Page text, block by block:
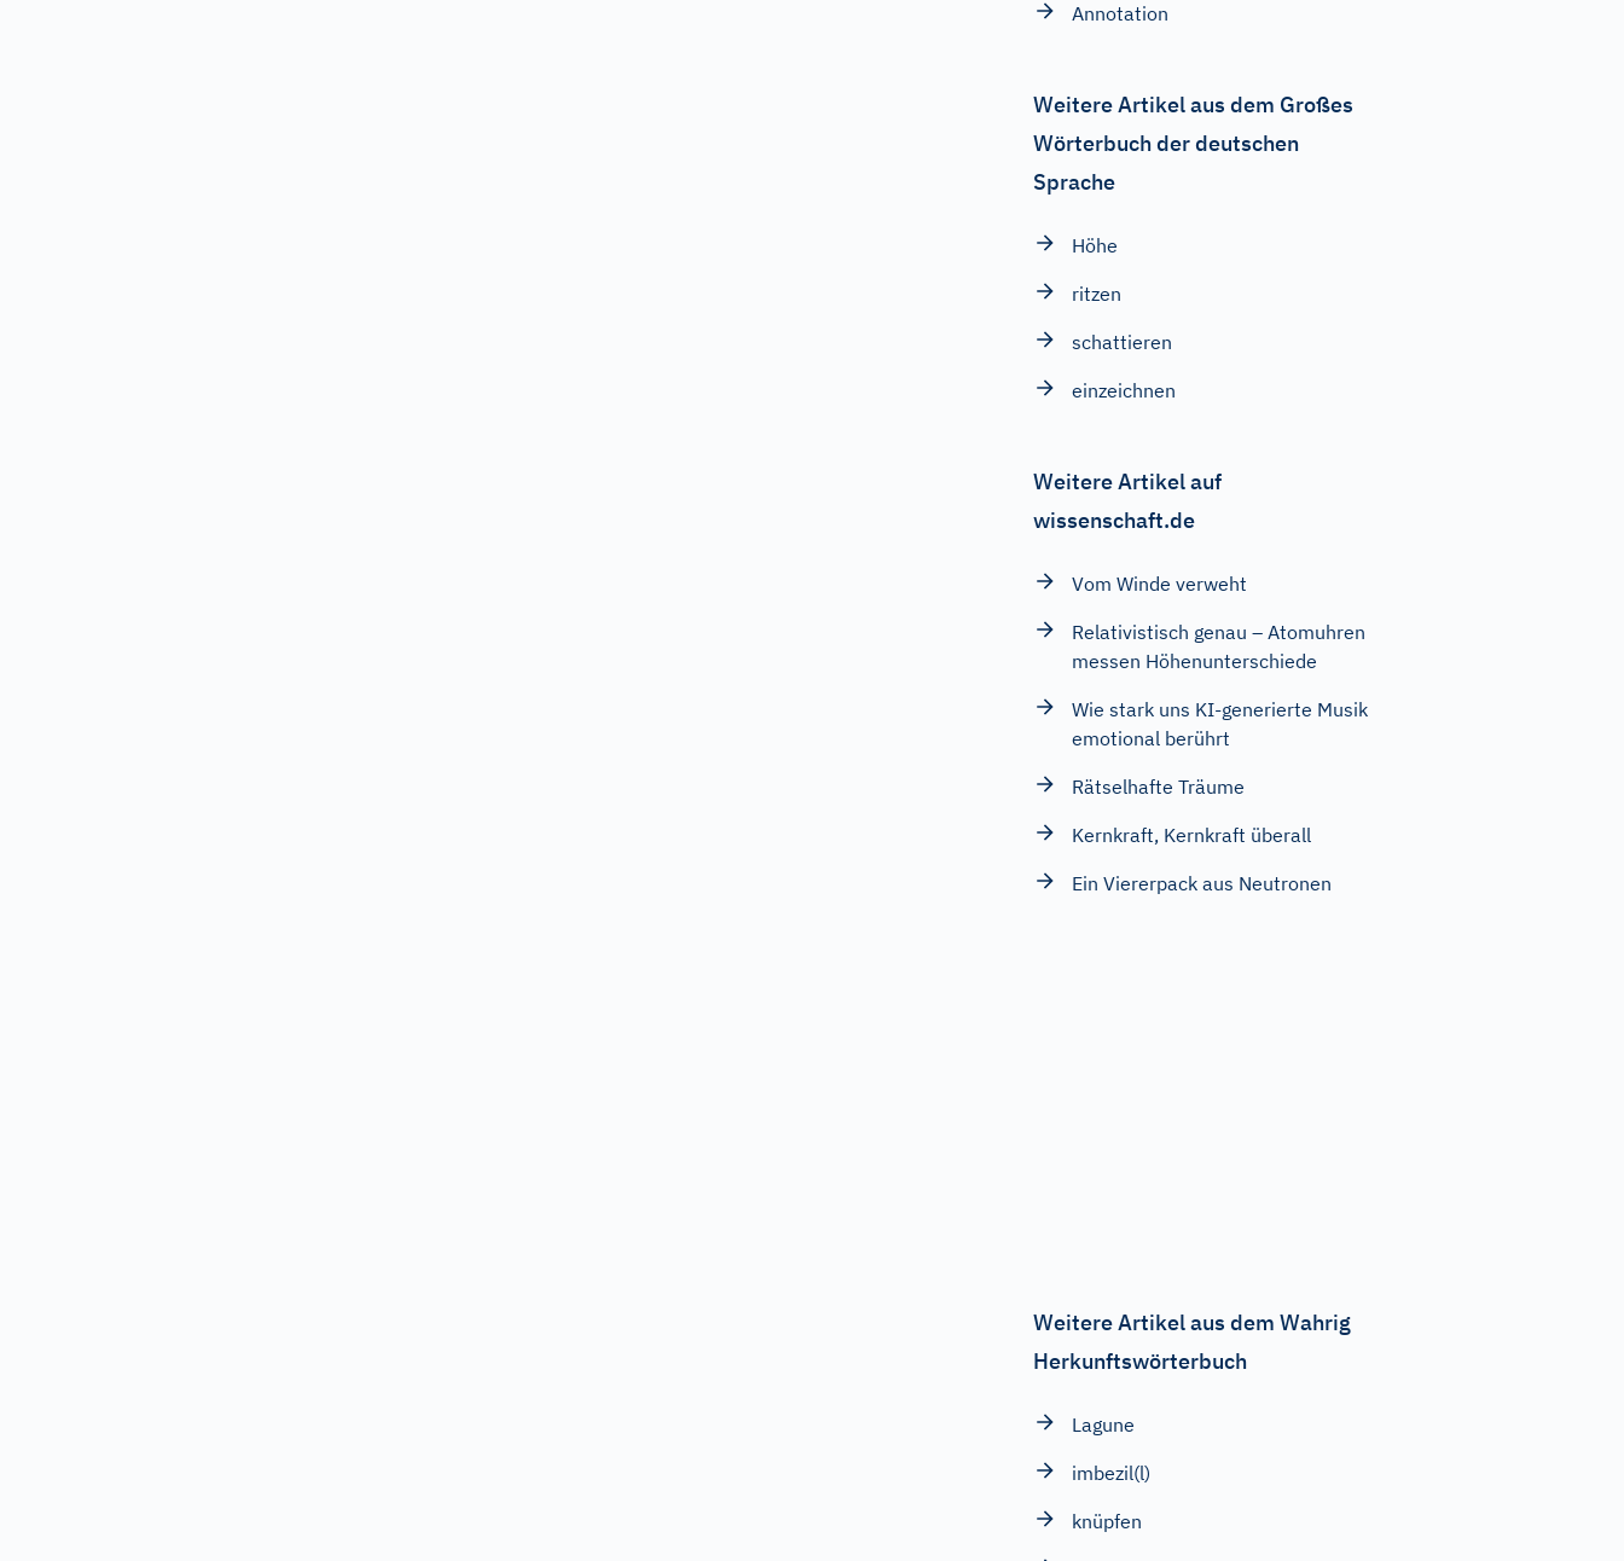
Annotation
Weitere Artikel aus dem Großes
Wörterbuch der deutschen
Sprache
Höhe
ritzen
schattieren
einzeichnen
Weitere Artikel auf
wissenschaft.de
Vom Winde verweht
Relativistisch genau – Atomuhren
messen Höhenunterschiede
Wie stark uns KI-generierte Musik
emotional berührt
Rätselhafte Träume
Kernkraft, Kernkraft überall
Ein Viererpack aus Neutronen
Weitere Artikel aus dem Wahrig
Herkunftswörterbuch
Lagune
imbezil(l)
knüpfen